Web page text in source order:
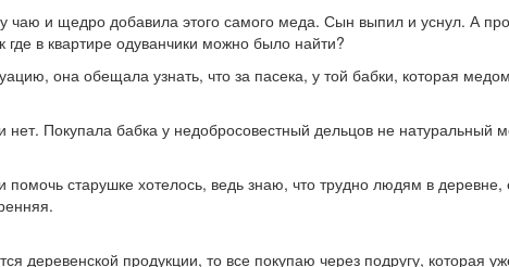
чаю и щедро добавила этого самого меда. Сын выпил и уснул. А
в квартире одуванчики можно было найти?
она обещала узнать, что за пасека, у той бабки, которая
нет. Покупала бабка у недобросовестный дельцов не
помочь старушке хотелось, ведь знаю, что трудно людям в
деревенской продукции, то все покупаю через подругу, которая